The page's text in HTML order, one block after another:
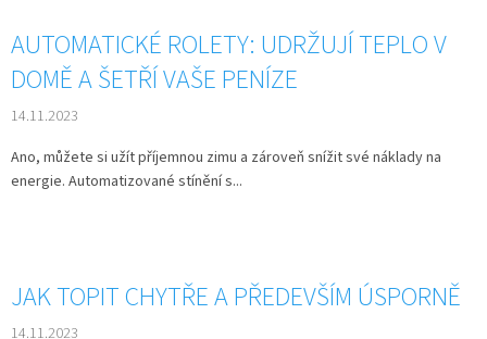
AUTOMATICKÉ ROLETY: UDRŽUJÍ TEPLO V
DOMĚ A ŠETŘÍ VAŠE PENÍZE
14.11.2023
Ano, můžete si užít příjemnou zimu a zároveň snížit své náklady na
energie. Automatizované stínění s...
JAK TOPIT CHYTŘE A PŘEDEVŠÍM ÚSPORNĚ
14.11.2023